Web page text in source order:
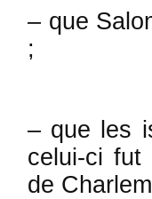
– que
;
– que les
celui-ci fut
de